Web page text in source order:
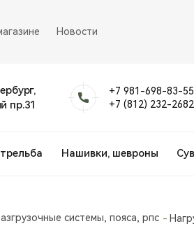
Новости
пр.31
+7 981-698-83-55
+7 (812) 232-2682
Нашивки, шевроны
системы, пояса, рпс